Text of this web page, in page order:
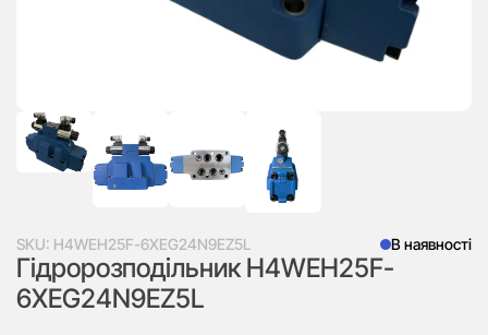
SKU: H4WEH25F-6XEG24N9EZ5L В наявності
Гідророзподільник H4WEH25F-
6XEG24N9EZ5L